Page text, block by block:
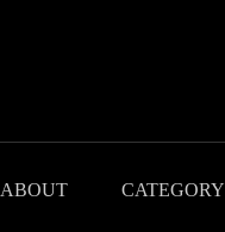
ABOUT CATEGORY